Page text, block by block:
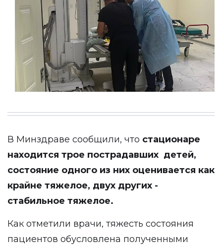
В Минздраве сообщили, что стационаре
находится трое пострадавших детей,
состояние одного из них оценивается как
крайне тяжелое, двух других -
стабильное тяжелое.
Как отметили врачи, тяжесть состояния
пациентов обусловлена полученными